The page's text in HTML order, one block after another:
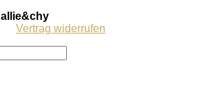
allie&chy
Vertrag widerrufen